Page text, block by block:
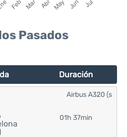
Pasados
Duración
01h 37min
Airbus A320 (s